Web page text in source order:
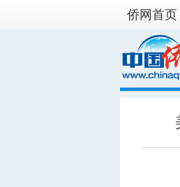
侨网首页